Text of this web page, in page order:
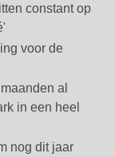
constant op
voor de
al
in een heel
nog dit jaar